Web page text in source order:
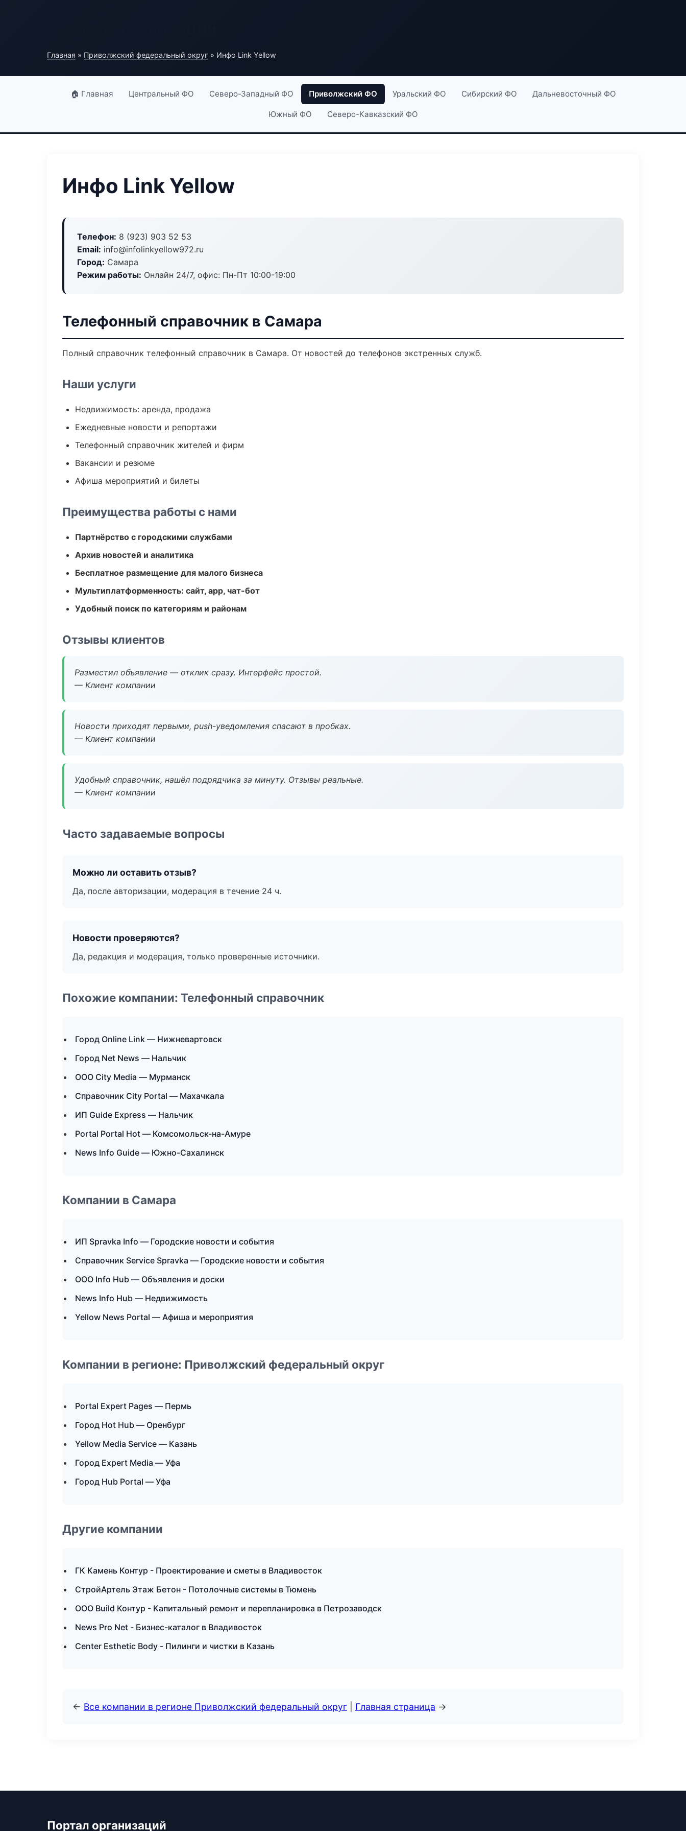
Главная » Приволжский федеральный округ » Инфо Link Yellow
🏠 Главная Центральный ФО Северо-Западный ФО Приволжский ФО Уральский ФО Сибирский ФО Дальневосточный ФО
Южный ФО Северо-Кавказский ФО
Инфо Link Yellow
Телефон: 8 (923) 903 52 53
Email: info@infolinkyellow972.ru
Город: Самара
Режим работы: Онлайн 24/7, офис: Пн-Пт 10:00-19:00
Телефонный справочник в Самара
Полный справочник телефонный справочник в Самара. От новостей до телефонов экстренных служб.
Наши услуги
Недвижимость: аренда, продажа
Ежедневные новости и репортажи
Телефонный справочник жителей и фирм
Вакансии и резюме
Афиша мероприятий и билеты
Преимущества работы с нами
Партнёрство с городскими службами
Архив новостей и аналитика
Бесплатное размещение для малого бизнеса
Мультиплатформенность: сайт, app, чат-бот
Удобный поиск по категориям и районам
Отзывы клиентов
Разместил объявление — отклик сразу. Интерфейс простой.
— Клиент компании
Новости приходят первыми, push-уведомления спасают в пробках.
— Клиент компании
Удобный справочник, нашёл подрядчика за минуту. Отзывы реальные.
— Клиент компании
Часто задаваемые вопросы
Можно ли оставить отзыв?
Да, после авторизации, модерация в течение 24 ч.
Новости проверяются?
Да, редакция и модерация, только проверенные источники.
Похожие компании: Телефонный справочник
Город Online Link — Нижневартовск
Город Net News — Нальчик
ООО City Media — Мурманск
Справочник City Portal — Махачкала
ИП Guide Express — Нальчик
Portal Portal Hot — Комсомольск-на-Амуре
News Info Guide — Южно-Сахалинск
Компании в Самара
ИП Spravka Info — Городские новости и события
Справочник Service Spravka — Городские новости и события
ООО Info Hub — Объявления и доски
News Info Hub — Недвижимость
Yellow News Portal — Афиша и мероприятия
Компании в регионе: Приволжский федеральный округ
Portal Expert Pages — Пермь
Город Hot Hub — Оренбург
Yellow Media Service — Казань
Город Expert Media — Уфа
Город Hub Portal — Уфа
Другие компании
ГК Камень Контур - Проектирование и сметы в Владивосток
СтройАртель Этаж Бетон - Потолочные системы в Тюмень
ООО Build Контур - Капитальный ремонт и перепланировка в Петрозаводск
News Pro Net - Бизнес-каталог в Владивосток
Center Esthetic Body - Пилинги и чистки в Казань
← Все компании в регионе Приволжский федеральный округ Главная страница →
Портал организаций